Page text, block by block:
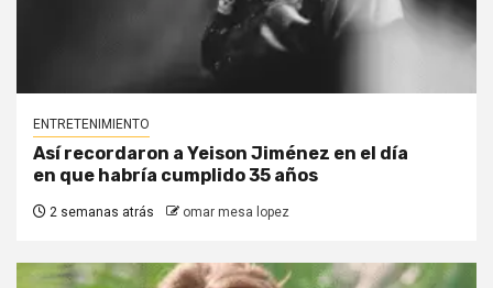
ENTRETENIMIENTO
Así recordaron a Yeison Jiménez en el día
en que habría cumplido 35 años
2 semanas atrás omar mesa lopez